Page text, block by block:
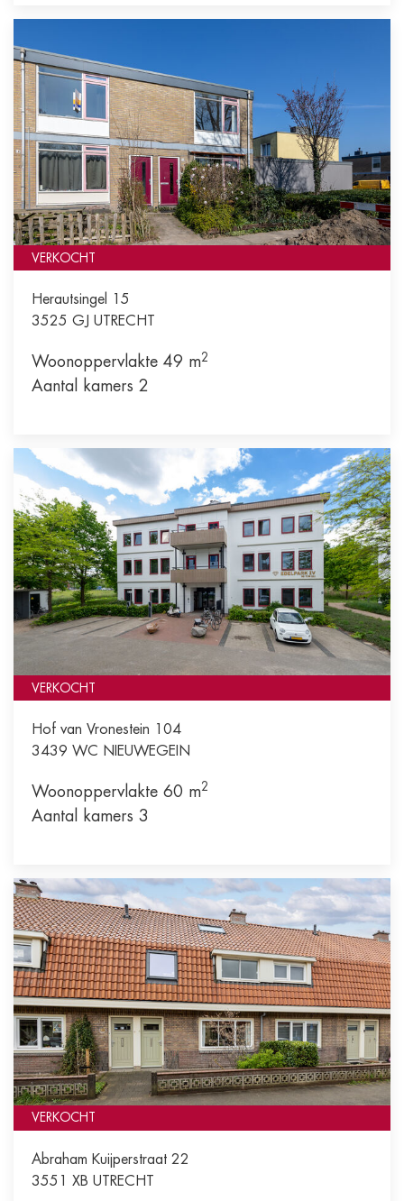
VERKOCHT
Herautsingel 15
3525 GJ
UTRECHT
Woonoppervlakte 49 m2
Aantal kamers 2
VERKOCHT
Hof van Vronestein 104
3439 WC NIEUWEGEIN
Woonoppervlakte 60 m2
Aantal kamers 3
VERKOCHT
Abraham Kuijperstraat 22
3551 XB UTRECHT